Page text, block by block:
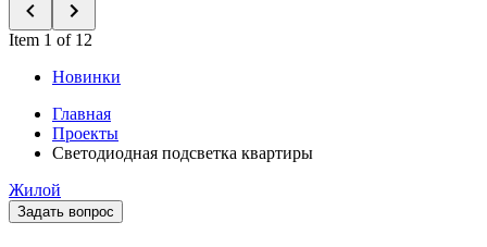
Item 1 of 12
Новинки
Главная
Проекты
Светодиодная подсветка квартиры
Жилой
Задать вопрос